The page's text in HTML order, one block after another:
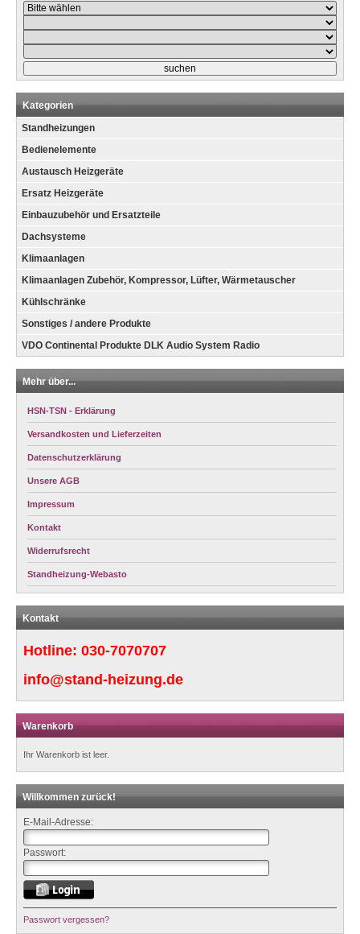
Kategorien
Standheizungen
Bedienelemente
Austausch Heizgeräte
Ersatz Heizgeräte
Einbauzubehör und Ersatzteile
Dachsysteme
Klimaanlagen
Klimaanlagen Zubehör, Kompressor, Lüfter, Wärmetauscher
Kühlschränke
Sonstiges / andere Produkte
VDO Continental Produkte DLK Audio System Radio
Mehr über...
HSN-TSN - Erklärung
Versandkosten und Lieferzeiten
Datenschutzerklärung
Unsere AGB
Impressum
Kontakt
Widerrufsrecht
Standheizung-Webasto
Kontakt
Hotline: 030-7070707
info@stand-heizung.de
Warenkorb
Ihr Warenkorb ist leer.
Willkommen zurück!
E-Mail-Adresse:
Passwort:
Passwort vergessen?